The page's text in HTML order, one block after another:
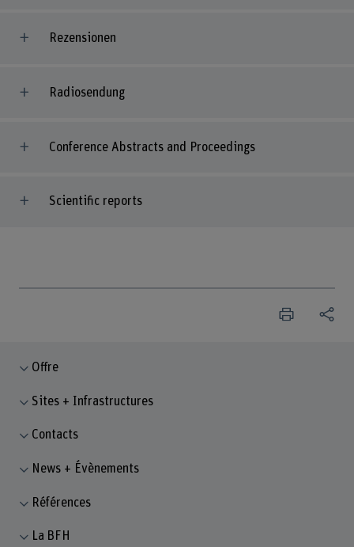
Rezensionen
Radiosendung
Conference Abstracts and Proceedings
Scientific reports
Offre
Sites + Infrastructures
Contacts
News + Évènements
Références
La BFH